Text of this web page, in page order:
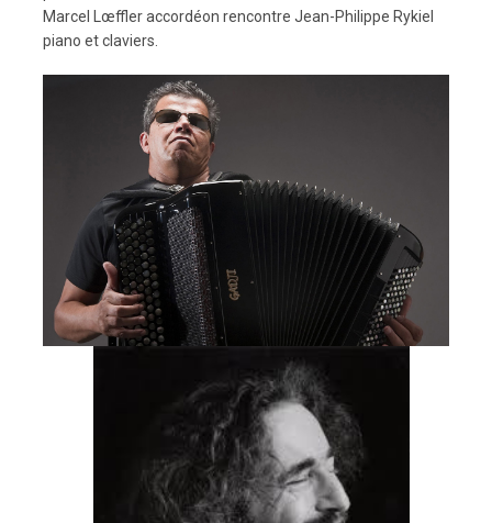
Marcel Lœffler accordéon rencontre Jean-Philippe Rykiel
piano et claviers.